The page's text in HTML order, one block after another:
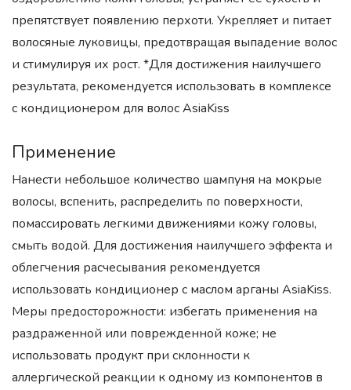
препятствует появлению перхоти. Укрепляет и питает
волосяные луковицы, предотвращая выпадение волос
и стимулируя их рост. *Для достижения наилучшего
результата, рекомендуется использовать в комплексе
с кондиционером для волос AsiaKiss
Применение
Нанести небольшое количество шампуня на мокрые
волосы, вспенить, распределить по поверхности,
помассировать легкими движениями кожу головы,
смыть водой. Для достижения наилучшего эффекта и
облегчения расчесывания рекомендуется
использовать кондиционер с маслом арганы AsiaKiss.
Меры предосторожности: избегать применения на
раздраженной или поврежденной коже; не
использовать продукт при склонности к
аллергической реакции к одному из компонентов в